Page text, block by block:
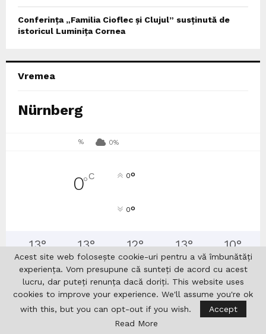
Conferința „Familia Cioflec și Clujul” susținută de
istoricul Luminița Cornea
Vremea
Nürnberg
% 0%
0°C 0°
0°
13°
JOI
13°
VIN
12°
SÂM
13°
DUM
10°
LUN
Editoriale
Semnarea Memorandumului de
Acest site web folosește cookie-uri pentru a vă îmbunătăți
experiența. Vom presupune că sunteți de acord cu acest
lucru, dar puteți renunța dacă doriți. This website uses
cookies to improve your experience. We'll assume you're ok
with this, but you can opt-out if you wish.
Accept
Read More